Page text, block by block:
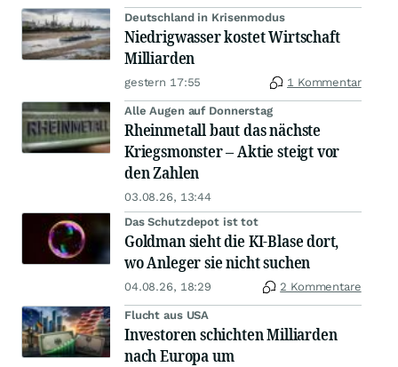
Deutschland in Krisenmodus
Niedrigwasser kostet Wirtschaft
Milliarden
gestern 17:55 1 Kommentar
Alle Augen auf Donnerstag
Rheinmetall baut das nächste
Kriegsmonster – Aktie steigt vor
den Zahlen
03.08.26, 13:44
Das Schutzdepot ist tot
Goldman sieht die KI-Blase dort,
wo Anleger sie nicht suchen
04.08.26, 18:29 2 Kommentare
Flucht aus USA
Investoren schichten Milliarden
nach Europa um